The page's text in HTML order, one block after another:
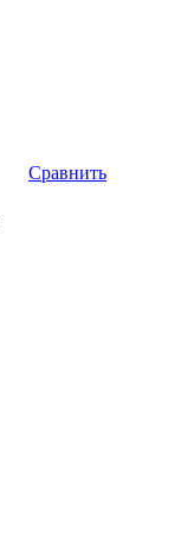
Сравнить